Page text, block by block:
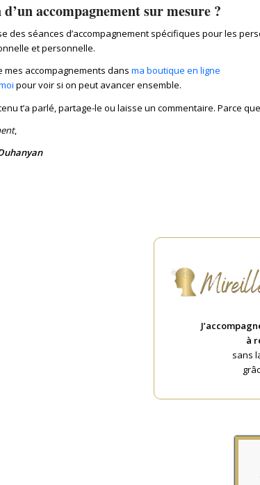
d’un accompagnement sur mesure ?
des séances d’accompagnement spécifiques pour les
et personnelle.
mes accompagnements dans ma boutique en ligne
pour voir si on peut avancer ensemble.
t’a parlé, partage-le ou laisse un commentaire. Parce
,
à
sans